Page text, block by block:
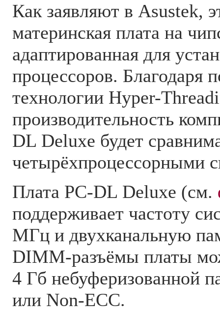
Как заявляют в Asustek,
материнская плата на
адаптированная для
процессоров. Благодаря
технологии Hyper-
производительность
DL Deluxe будет
четырёхпроцессорными
Плата PC-DL Deluxe (см.
поддерживает частоту
МГц и двухканальную
DIMM-разъёмы платы
4 Гб небуферизованной
или Non-ECC.